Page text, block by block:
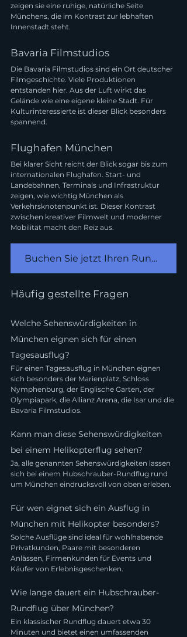
zeigen sie eine ruhige, natürliche Seite
Münchens, die im Kontrast zur lebhaften
Innenstadt steht.
Bavaria Filmstudios
Die Bavaria Filmstudios sind ein Ort deutscher
Filmgeschichte. Viele Produktionen
entstanden hier. Aus der Luft wirkt das
Gelände wie eine eigene kleine Stadt. Für
Kulturinteressierte ist dieser Blick besonders
spannend.
Flughafen München
Bei klarer Sicht reicht der Blick sogar bis zum
internationalen Flughafen. Start- und
Landebahnen, Terminals und Infrastruktur
zeigen, wie wichtig München als
Verkehrsknotenpunkt ist. Dieser Kontrast
zwischen kreativer Filmwelt und moderner
Mobilität macht den Reiz aus.
Buchen Sie jetzt Ihren Rundflug über München
Häufig gestellte Fragen
Welche Sehenswürdigkeiten in
München eignen sich für einen
Tagesausflug?
Für einen Tagesausflug in München eignen
sich besonders der Marienplatz, Schloss
Nymphenburg, der Englische Garten, der
Olympiapark, die Allianz Arena, die Isar und die
Bavaria Filmstudios.
Kann man diese Sehenswürdigkeiten
bei einem Helikopterflug sehen?
Ja, alle genannten Sehenswürdigkeiten lassen
sich bei einem Hubschrauber-Rundflug rund
um München eindrucksvoll von oben erleben.
Für wen eignet sich ein Ausflug in
München mit Helikopter besonders?
Solche Ausflüge sind ideal für wohlhabende
Privatkunden, Paare mit besonderen
Anlässen, Firmenkunden für Events und
Käufer von Erlebnisgeschenken.
Wie lange dauert ein Hubschrauber-
Rundflug über München?
Ein klassischer Rundflug dauert etwa 30
Minuten und bietet einen umfassenden